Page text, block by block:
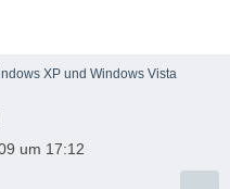
XP und Windows Vista
um 17:12